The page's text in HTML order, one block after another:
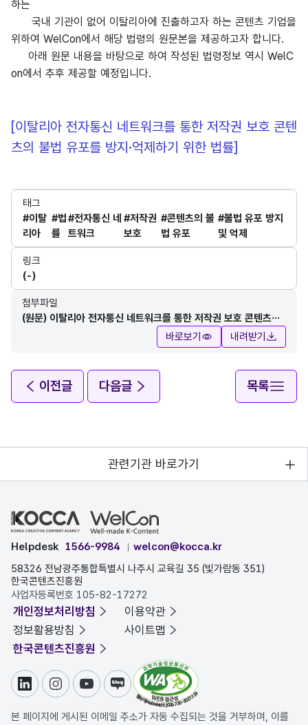
하는
국내 기관이 없어 이탈리아에 진출하고자 하는 콘텐츠 기업을
위하여 WelCon에서 해당 법령의 원문본을 제공하고자 합니다.
아래 원문 내용을 바탕으로 하여 작성된 법령정보 역시 WelC
on에서 추후 제공할 예정입니다.
[이탈리아 전자통신 네트워크를 통한 저작권 보호 콘텐
츠의 불법 유포를 방지·억제하기 위한 법률]
태그
#이탈
리아
#법
률
#전자통신 네
트워크
#저작권
보호
#콘텐츠의 불
법 유포
#불법 유포 방지
및 억제
링크
(-)
첨부파일
(원문) 이탈리아 전자통신 네트워크를 통한 저작권 보호 콘텐츠의
불법 유포를 방지 억제하기 위한 법률.pdf
바로보기 내려받기
이전글 다음글 목록
관련기관 바로가기
Helpdesk 1566-9984
welcon@kocca.kr
58326 전남광주통합특별시 나주시 교육길 35 (빛가람동 351)
한국콘텐츠진흥원
사업자등록번호 105-82-17272
개인정보처리방침
이용약관
정보활용방침
사이트맵
한국콘텐츠진흥원
링크드인인스타그램
유튜브블로그
본 페이지에 게시된 이메일 주소가 자동 수집되는 것을 거부하며, 이를